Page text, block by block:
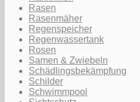
Rasen
Rasenmäher
Regenspeicher
Regenwassertank
Rosen
Samen & Zwiebeln
Schädlingsbekämpfung
Schilder
Schwimmpool